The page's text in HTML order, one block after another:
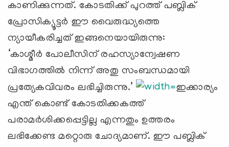
കാണിക്കുന്നത്. കോടതിക്ക് പുറത്ത് പബ്ലിക്
പ്രോസിക്യൂട്ടര്‍ ഈ വൈരുദ്ധ്യത്തെ
ന്യായീകരിച്ചത് ഇങ്ങനെയായിരുന്നു:
‘കാശ്മീര്‍ പോലീസിന് രഹസ്യാന്വേഷണ
വിഭാഗത്തില്‍ നിന്ന് അതു സംബന്ധമായി
പ്രത്യേകവിവരം ലഭിച്ചിരുന്നു.’
ഇക്കാര്യം
എന്ത് കൊണ്ട് കോടതിക്കകത്ത്
പരാമര്‍ശിക്കപ്പെട്ടില്ല എന്നതും ഉത്തരം
ലഭിക്കേണ്ട മറ്റൊരു ചോദ്യമാണ്. ഈ പബ്ലിക്